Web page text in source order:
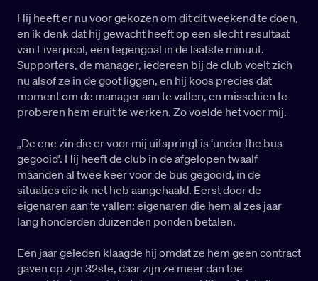
Hij heeft er nu voor gekozen om dit dit weekend te doen,
en ik denk dat hij gewacht heeft op een slecht resultaat
van Liverpool, een tegengoal in de laatste minuut.
Supporters, de manager, iedereen bij de club voelt zich
nu alsof ze in de goot liggen, en hij koos precies dat
moment om de manager aan te vallen, en misschien te
proberen hem eruit te werken. Zo voelde het voor mij.
„De ene zin die er voor mij uitspringt is ‘under the bus
gegooid’. Hij heeft de club in de afgelopen twaalf
maanden al twee keer voor de bus gegooid, in de
situaties die ik net heb aangehaald. Eerst door de
eigenaren aan te vallen: eigenaren die hem al zes jaar
lang honderden duizenden ponden betalen.
Een jaar geleden klaagde hij omdat ze hem geen contract
gaven op zijn 32ste, daar zijn ze meer dan toe